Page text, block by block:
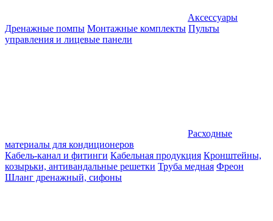
Аксессуары
Дренажные помпы Монтажные комплекты Пульты
управления и лицевые панели
Расходные
материалы для кондиционеров
Кабель-канал и фитинги Кабельная продукция Кронштейны,
козырьки, антивандальные решетки Труба медная Фреон
Шланг дренажный, сифоны